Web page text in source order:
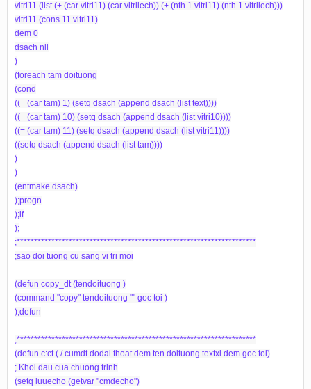
vitri11 (list (+ (car vitri11) (car vitrilech)) (+ (nth 1 vitri11) (nth 1 vitrilech)))
vitri11 (cons 11 vitri11)
dem 0
dsach nil
)
(foreach tam doituong
(cond
((= (car tam) 1) (setq dsach (append dsach (list text))))
((= (car tam) 10) (setq dsach (append dsach (list vitri10))))
((= (car tam) 11) (setq dsach (append dsach (list vitri11))))
((setq dsach (append dsach (list tam))))
)
)
(entmake dsach)
);progn
);if
);
;*********************************************************************
;sao doi tuong cu sang vi tri moi
(defun copy_dt (tendoituong )
(command "copy" tendoituong "" goc toi )
);defun
;*********************************************************************
(defun c:ct ( / cumdt dodai thoat dem ten doituong textxl dem goc toi)
; Khoi dau cua chuong trinh
(setq luuecho (getvar "cmdecho")